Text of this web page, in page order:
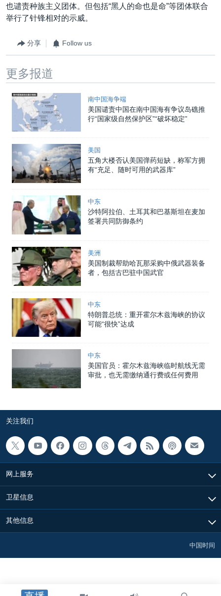
也谴责种族主义团体。但包括“黑人的命也是命”等团体联合
举行了针锋相对的示威。
分享 Follow us
更多报道
南中国海争端
美国谴责中国在南中国海有争议岛礁推
行“国家级自然保护区”“破坏稳定”
美国
五角大楼否认美国弹药短缺，称军方拥
有“充足、随时可用的武器库”
中东
沙特阿拉伯、土耳其和巴基斯坦在麦加
签署共同防御条约
美洲
美国制裁帮助哈瓦那采购中俄武器装备
者，包括古巴驻中国武官
中东
特朗普总统：重开霍尔木兹海峡的协议
可能“很快”达成
中东
美国官员：霍尔木兹海峡临时航线无需
审批，也无需缴纳通行费或任何费用
关注我们
网上服务
卫星信息
其他信息
中国时间